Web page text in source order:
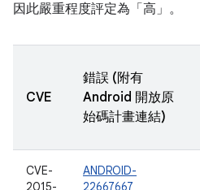
因此嚴重程度評定為「高」。
CVE
錯誤 (附有
Android 開放原
始碼計畫連結)
CVE-
2015-
ANDROID-
22667667